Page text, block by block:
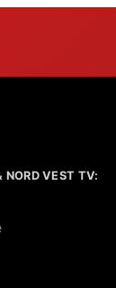
NORD VEST TV: